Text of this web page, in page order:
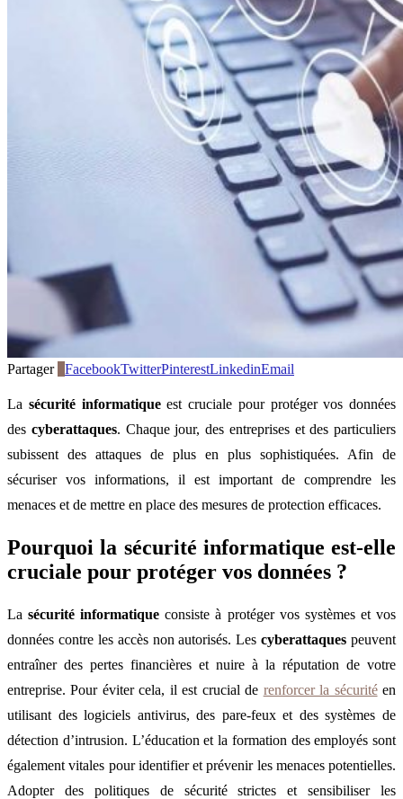
Partager FacebookTwitterPinterestLinkedinEmail
La sécurité informatiqueest cruciale pour protéger vos données
des cyberattaques. Chaque jour, des entreprises et des particuliers
subissent des attaques de plus en plus sophistiquées. Afin de
sécuriser vos informations, il est important de comprendre les
menaces et de mettre en place des mesures de protection efficaces.
Pourquoi la sécurité informatique est-elle
cruciale pour protéger vos données ?
Lasécurité informatique consiste à protéger vos systèmes et vos
données contre les accès non autorisés. Lescyberattaques peuvent
entraîner des pertes financières et nuire à la réputation de votre
entreprise. Pour éviter cela, il est crucial de renforcer la sécuritéen
utilisant des logiciels antivirus, des pare-feux et des systèmes de
détection d’intrusion. L’éducation et la formation des employés sont
également vitales pour identifier et prévenir les menaces potentielles.
Adopter des politiques de sécurité strictes et sensibiliser les